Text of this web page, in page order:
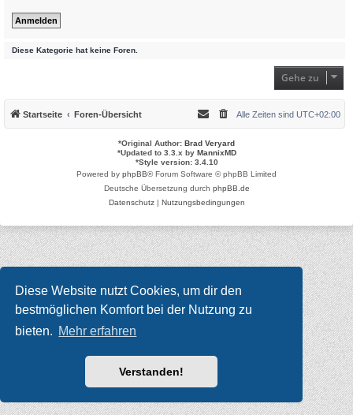
Diese Website nutzt Cookies, um dir den
bestmöglichen Komfort bei der Nutzung zu
bieten. Mehr erfahren
Verstanden!
Diese Kategorie hat keine Foren.
Gehe zu
Startseite Foren-Übersicht Alle Zeiten sind UTC+02:00
*Original Author: Brad Veryard
*Updated to 3.3.x by MannixMD
*Style version: 3.4.10
Powered by phpBB® Forum Software © phpBB Limited
Deutsche Übersetzung durch phpBB.de
Datenschutz| Nutzungsbedingungen